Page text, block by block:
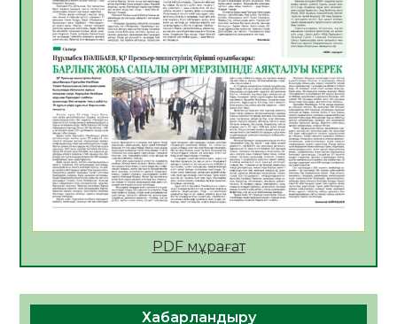
Open Air: Қызылорда облысы полиция
департаменті 20 мыңнан астам
көрерменнің қауіпсіздігін қамтамасыз етті
06.08.2026
63
ҚЫЗЫЛОРДАДА «САНАЛЫ ҰРПАҚ –
ЖАРҚЫН БОЛАШАҚ» АТТЫ КЕҢЕЙТІЛГЕН
МӘЖІЛІС ӨТТІ
05.08.2026
64
Қазақстан Орталық Азиядағы көшуге ең
азаматтың міндеті
PDF мұрағат
Хабарландыру